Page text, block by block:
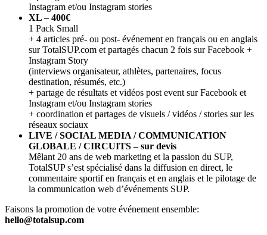
Instagram et/ou Instagram stories
XL –400€
1 Pack Small
+ 4 articles pré- ou post- événement en français ou en anglais
sur TotalSUP.com et partagés chacun 2 fois sur Facebook +
Instagram Story
(interviews organisateur, athlètes, partenaires, focus
destination, résumés, etc.)
+ partage de résultats et vidéos post event sur Facebook et
Instagram et/ou Instagram stories
+ coordination et partages de visuels / vidéos / stories sur les
réseaux sociaux
LIVE / SOCIAL MEDIA / COMMUNICATION
GLOBALE / CIRCUITS – sur devis
Mêlant 20 ans de web marketing et la passion du SUP,
TotalSUP s’est spécialisé dans la diffusion en direct, le
commentaire sportif en français et en anglais et le pilotage de
la communication web d’événements SUP.
Faisons la promotion de votre événement ensemble:
hello@totalsup.com